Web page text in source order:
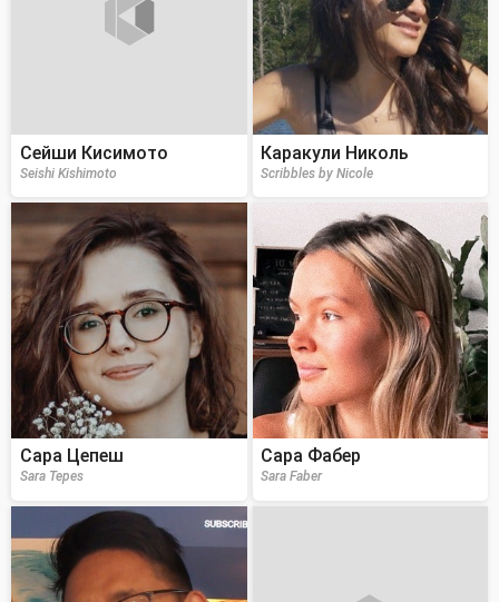
Сейши Кисимото
Seishi Kishimoto
Каракули Николь
Scribbles by Nicole
Сара Цепеш
Sara Tepes
Сара Фабер
Sara Faber